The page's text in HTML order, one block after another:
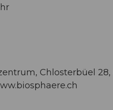
Chlosterbüel 28,